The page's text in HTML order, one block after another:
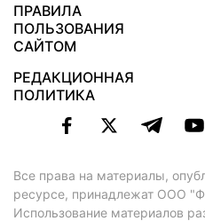
ПРАВИЛА
ПОЛЬЗОВАНИЯ
САЙТОМ
РЕДАКЦИОННАЯ
ПОЛИТИКА
Все права на материалы,
ресурсе, принадлежат ООО
Использование материалов